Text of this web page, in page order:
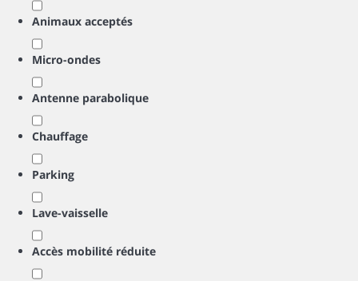
Animaux acceptés
Micro-ondes
Antenne parabolique
Chauffage
Parking
Lave-vaisselle
Accès mobilité réduite